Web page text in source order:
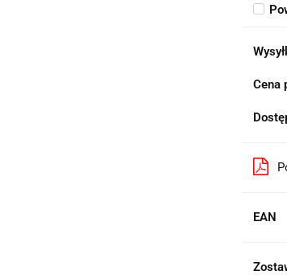
Cena
EAN